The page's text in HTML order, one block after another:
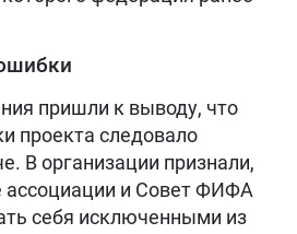
пришли к выводу, что
проекта следовало
В организации признали,
ассоциации и Совет ФИФА
себя исключенными из